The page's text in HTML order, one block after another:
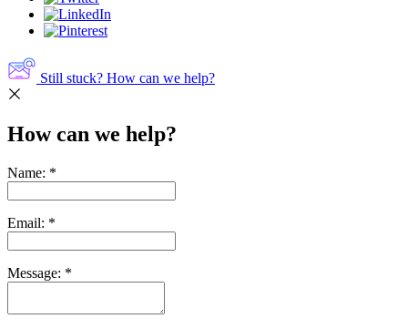
Still stuck? How can we help?
How can we help?
Name: *
Email: *
Message: *